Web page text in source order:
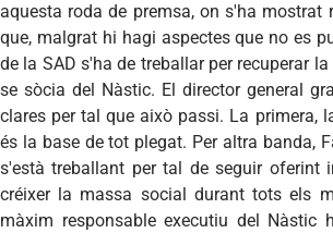
aquesta roda de premsa, on s'ha
que, malgrat hi hagi aspectes que no es
de la SAD s'ha de treballar per recuperar
se sòcia del Nàstic. El director general
clares per tal que això passi. La primera,
és la base de tot plegat. Per altra banda,
s'està treballant per tal de seguir
créixer la massa social durant tots els
màxim responsable executiu del